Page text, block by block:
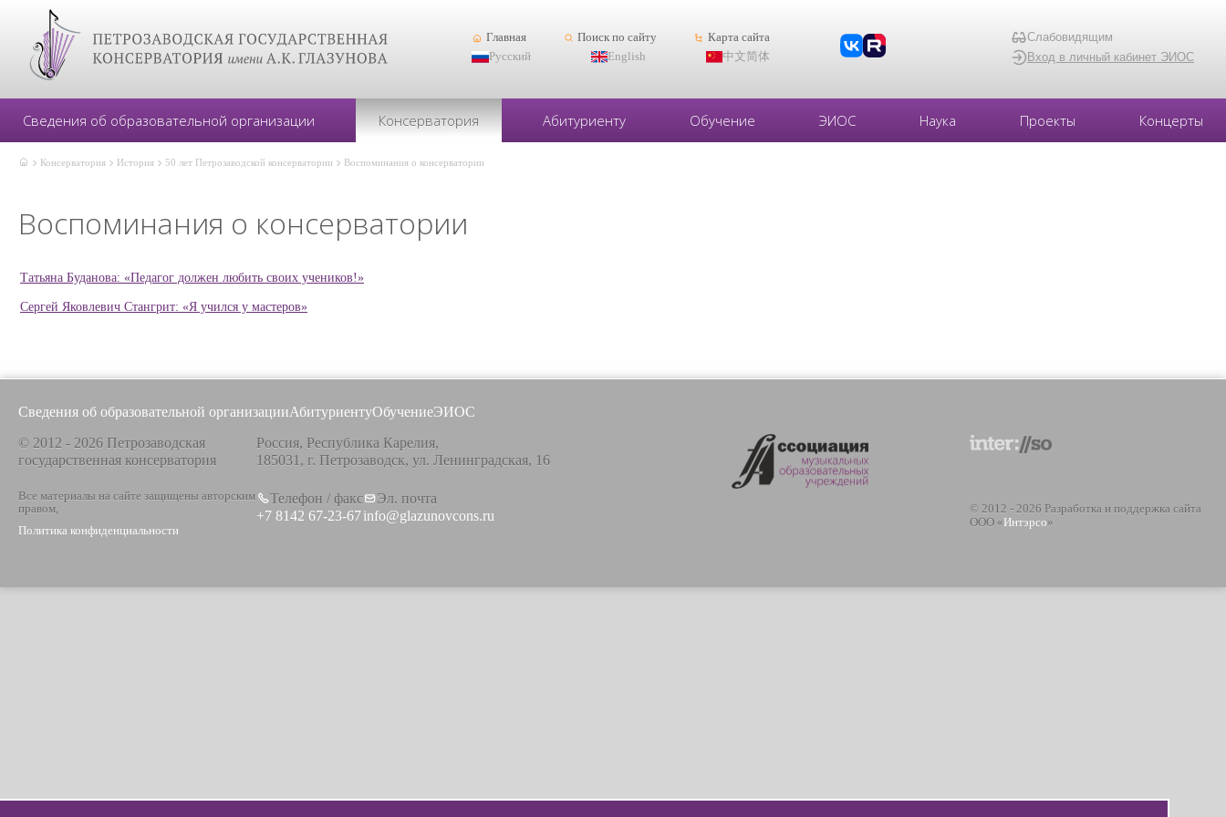
Главная Поиск по сайту
Карта сайта
Русский
English 中文简体
Слабовидящим
Вход в личный кабинет ЭИОС
Сведения об образовательной организации Консерватория Абитуриенту Обучение ЭИОС Наука Проекты Концерты
Консерватория История 50 лет Петрозаводской консерватории Воспоминания о консерватории
Воспоминания о консерватории
Татьяна Буданова: «Педагог должен любить своих учеников!»
Сергей Яковлевич Стангрит: «Я учился у мастеров»
Сведения об образовательной организацииАбитуриентуОбучениеЭИОС
© 2012 - 2026 Петрозаводская
государственная консерватория
Все материалы на сайте защищены авторским
правом,
Политика конфиденциальности
Россия, Республика Карелия,
185031, г. Петрозаводск, ул. Ленинградская, 16
Телефон / факс
+7 8142 67-23-67
Эл. почта
info@glazunovcons.ru
© 2012 - 2026 Разработка и поддержка сайта
ООО « Интэрсо»